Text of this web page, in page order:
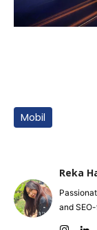
Mobil
Reka
and